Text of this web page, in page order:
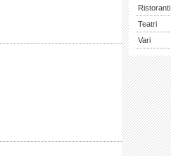
Ristoranti
Teatri
Vari